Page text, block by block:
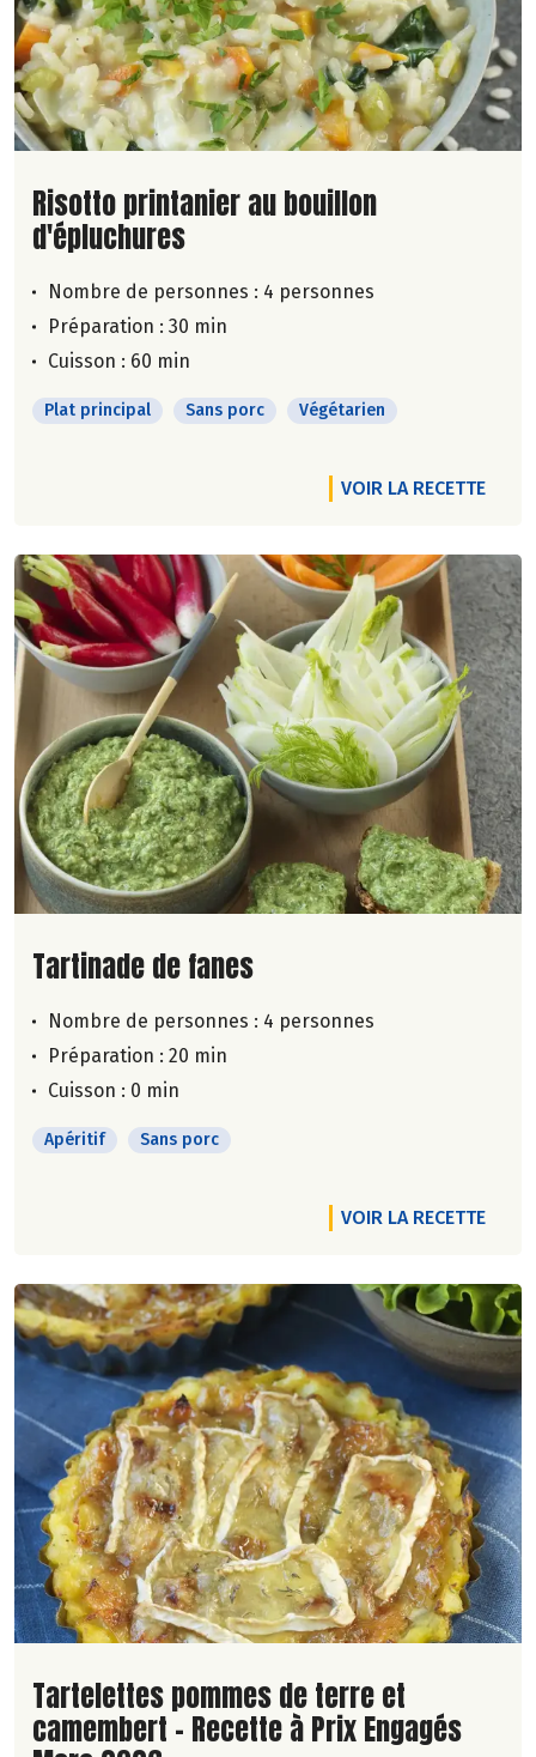
Lire la suite de la recette
Risotto printanier au bouillon
d'épluchures
Nombre de personnes : 4 personnes
Préparation : 30 min
Cuisson : 60 min
Plat principal Sans porc Végétarien
VOIR LA RECETTE
Lire la suite de la recette
Tartinade de fanes
Nombre de personnes : 4 personnes
Préparation : 20 min
Cuisson : 0 min
Apéritif Sans porc
VOIR LA RECETTE
Lire la suite de la recette
Tartelettes pommes de terre et
camembert - Recette à Prix Engagés